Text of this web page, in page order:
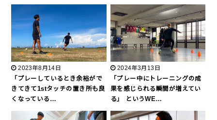
2023年8月14日
「プレーしているとき余裕がで
きてきて1stタッチの置き所も良
くなっている…
2024年3月13日
「プレー中にトレーニングの成
果を感じられる瞬間が増えてい
る」 というWE…